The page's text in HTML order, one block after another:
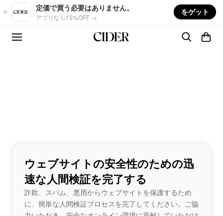
Skip to main content
定価で買う必要はありません。
アプリなら15%OFF →
をゲット
ウェブサイトの安全性のための迅
速な人間検証を完了する
詐欺、スパム、悪用からウェブサイトを保護するため
に、簡単な人間検証プロセスを完了してください。ご協